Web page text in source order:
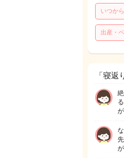
いつか
出産・
「寝返